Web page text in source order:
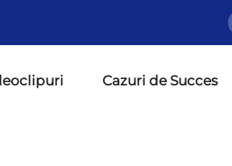
Cazuri de Succes
Eficiența